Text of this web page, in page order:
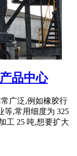
品中心
广泛,例如橡胶行
等,常用细度为 325
工 25 吨,想要扩大